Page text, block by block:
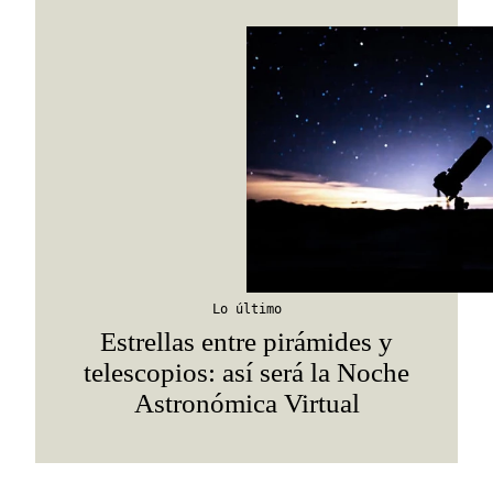
Lo último
Estrellas entre pirámides y
telescopios: así será la Noche
Astronómica Virtual